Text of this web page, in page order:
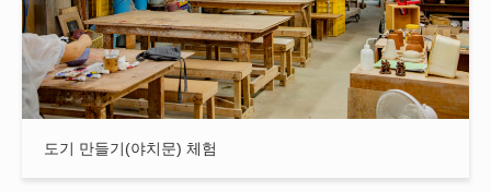
도기 만들기(야치문) 체험